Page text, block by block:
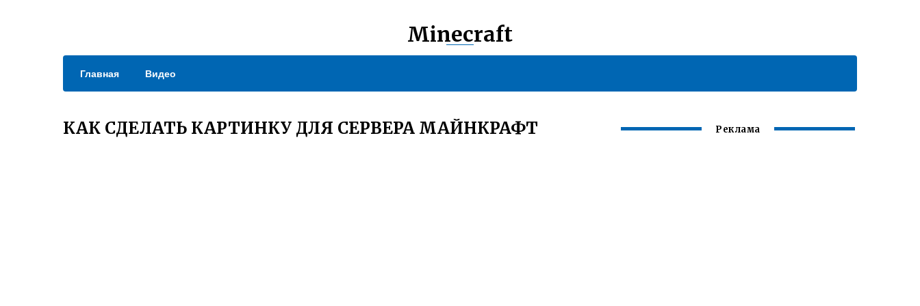
Minecraft
Главная Видео
КАК СДЕЛАТЬ КАРТИНКУ ДЛЯ СЕРВЕРА МАЙНКРАФТ Реклама